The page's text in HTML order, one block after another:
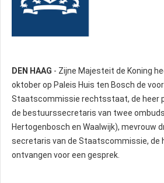
DEN HAAG - Zijne Majesteit de Koning
oktober op Paleis Huis ten Bosch de
Staatscommissie rechtsstaat, de heer
de bestuurssecretaris van twee
Hertogenbosch en Waalwijk), mevrouw
secretaris van de Staatscommissie, de
ontvangen voor een gesprek.